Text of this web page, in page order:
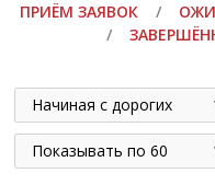
ПРИЁМ ЗАЯВОК /
/
Начиная с дорогих
Показывать по 60